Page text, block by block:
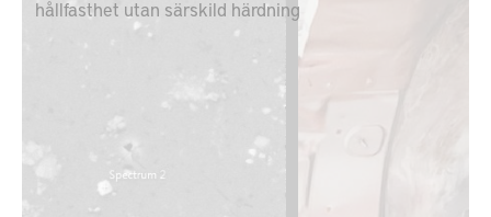
hållfasthet utan särskild härdning